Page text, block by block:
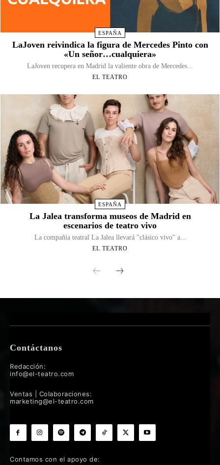
ESPAÑA
LaJoven reivindica la figura de Mercedes Pinto con
«Un señor…cualquiera»
LaJoven recupera en Madrid la valiente obra de Mercedes...
EL TEATRO
ESPAÑA
La Jalea transforma museos de Madrid en
escenarios de teatro vivo
La compañía teatral La Jalea llevará "clásico vivo" a...
EL TEATRO
Contáctanos
Redacción:
info@el-teatro.com
Ventas | Colaboraciones:
marketing@el-teatro.com
Contamos con el apoyo de: